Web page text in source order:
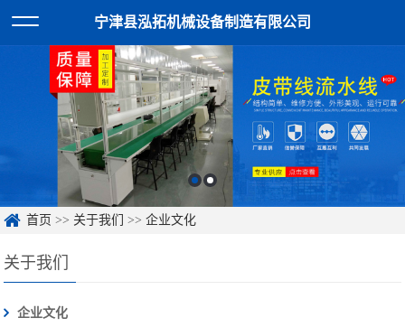
宁津县泓拓机械设备制造有限公司
首页 >> 关于我们 >>企业文化
关于我们
企业文化